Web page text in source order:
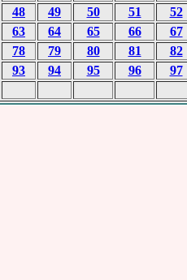
48 49 50 51
52
63 64 65 66
67
78 79 80 81
82
93 94 95 96 97